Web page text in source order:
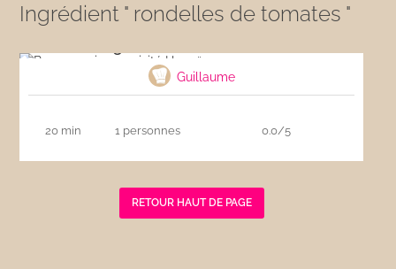
Ingrédient " rondelles de tomates "
Guillaume
20 min 1 personnes 0.0/5
RETOUR HAUT DE PAGE